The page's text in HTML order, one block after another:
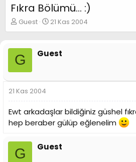
Fıkra Bölümü... :)
K
o
u
y
u
B
a
ş
l
a
t
a
Guest
B
a
a
ı
t
a
r
i
21 Kas 2004
G Guest
21 Kas 2004
Ewt arkadaşlar bildiğiniz güshel
hep beraber gülüp eğlenelim
G Guest